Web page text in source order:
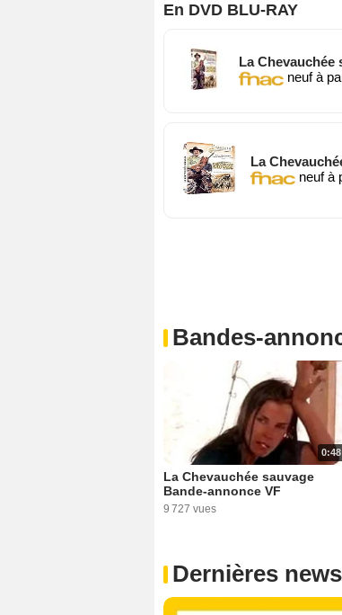
En DVD BLU-RAY
La Chevauchée
neuf à
La
neuf à
Bandes-
0:48
La Chevauchée sauvage
Bande-annonce VF
9 727 vues
Dernières news